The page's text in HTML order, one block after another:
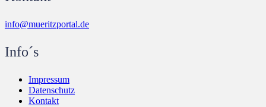
info@mueritzportal.de
Info´s
Impressum
Datenschutz
Kontakt